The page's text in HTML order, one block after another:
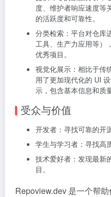
度、维护者响应速度等
的活跃度和可靠性。
分类检索：平台对仓库
工具、生产力应用等）
优秀项目。
视觉化展示：相比于传
用了更加现代化的 UI
示，包含基本信息和质
受众与价值
开发者：寻找可靠的开
学生与学习者：寻找高
技术爱好者：发现最新
目。
Repoview.dev 是一个帮